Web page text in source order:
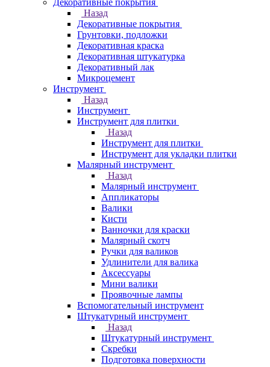
Декоративные покрытия
Назад
Декоративные покрытия
Грунтовки, подложки
Декоративная краска
Декоративная штукатурка
Декоративный лак
Микроцемент
Инструмент
Назад
Инструмент
Инструмент для плитки
Назад
Инструмент для плитки
Инструмент для укладки плитки
Малярный инструмент
Назад
Малярный инструмент
Аппликаторы
Валики
Кисти
Ванночки для краски
Малярный скотч
Ручки для валиков
Удлинители для валика
Аксессуары
Мини валики
Проявочные лампы
Вспомогательный инструмент
Штукатурный инструмент
Назад
Штукатурный инструмент
Скребки
Подготовка поверхности